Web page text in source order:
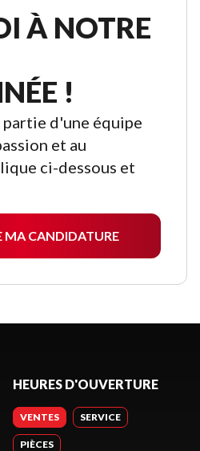
À NOTRE
!
d'une équipe
et au
ci-dessous et
MA CANDIDATURE
HEURES D'OUVERTURE
VENTES SERVICE
PIÈCES